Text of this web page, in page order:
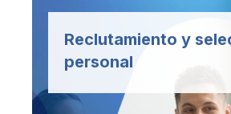
Reclutamiento y
personal